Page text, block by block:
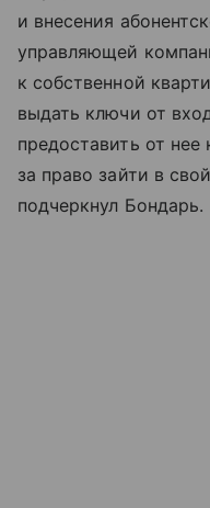
и внесения
управляющей
к собственной
выдать ключи от
предоставить от нее
за право зайти в
подчеркнул Бондарь.